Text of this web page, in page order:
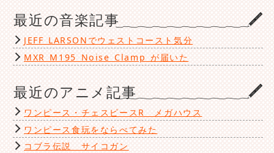
最近の音楽記事
JEFF LARSONでウェストコースト気分
MXR M195 Noise Clamp が届いた
最近のアニメ記事
ワンピース・チェスピースR メガハウス
ワンピース食玩をならべてみた
コブラ伝説 サイコガン